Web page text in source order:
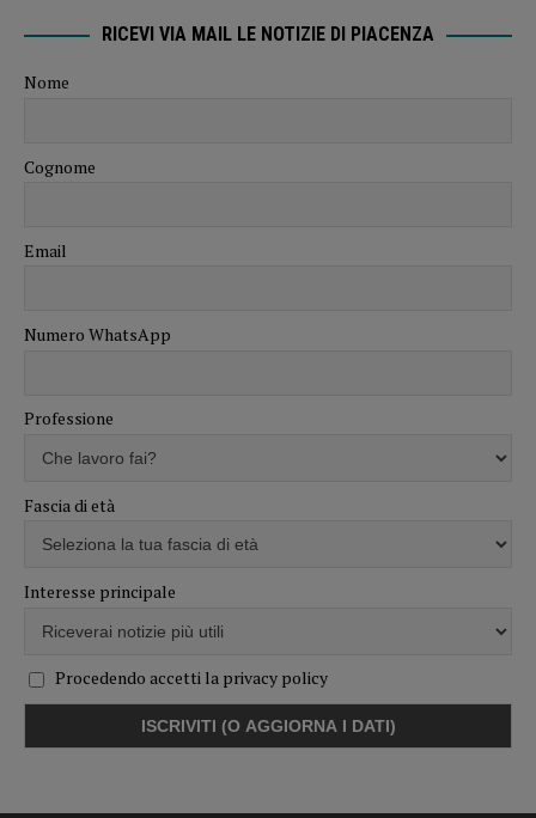
RICEVI VIA MAIL LE NOTIZIE DI PIACENZA
Nome
Cognome
Email
Numero WhatsApp
Professione
Fascia di età
Interesse principale
Procedendo accetti la privacy policy